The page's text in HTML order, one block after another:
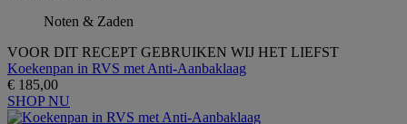
Noten & Zaden
VOOR DIT RECEPT GEBRUIKEN WIJ HET LIEFST
Koekenpan in RVS met Anti-Aanbaklaag
€ 185,00
SHOP NU